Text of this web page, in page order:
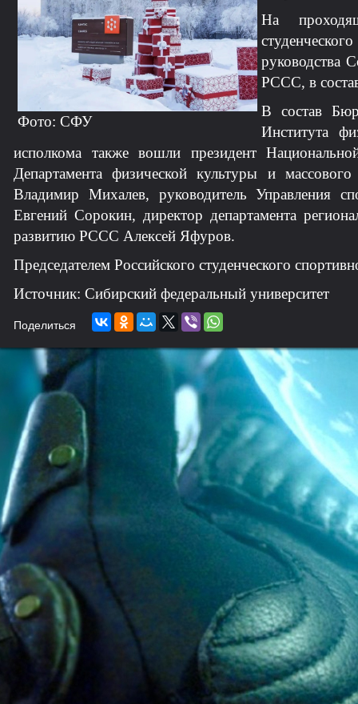
Фото: СФУ
На
руководства
РССС, в
В состав
Института
исполкома также вошли президент
Департамента физической культуры и
Владимир Михалев, руководитель Управления
Евгений Сорокин, директор департамента
развитию РССС Алексей Яфуров.
Председателем Российского студенческого
Источник: Сибирский федеральный университет
Поделиться